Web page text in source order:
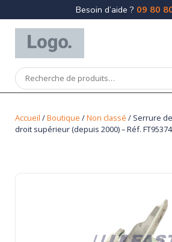
Besoin d’aide ? 09 80
Accueil /Boutique /Non classé / Serrure
droit supérieur (depuis 2000) – Réf. FT95374